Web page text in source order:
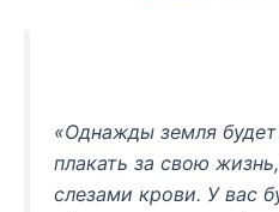
«Однажды земля будет
плакать за свою
слезами крови. У вас